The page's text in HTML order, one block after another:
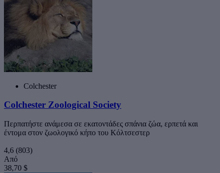
Colchester
Colchester Zoological Society
Περπατήστε ανάμεσα σε εκατοντάδες σπάνια ζώα, ερπετά και
έντομα στον ζωολογικό κήπο του Κόλτσεστερ
4,6 (803)
Από
38,70 $